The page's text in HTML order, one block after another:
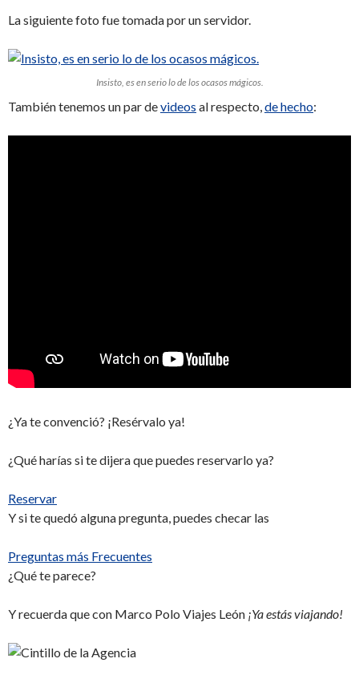
La siguiente foto fue tomada por un servidor.
Insisto, es en serio lo de los ocasos mágicos.
También tenemos un par devideos al respecto, de hecho:
¿Ya te convenció? ¡Resérvalo ya!
¿Qué harías si te dijera que puedes reservarlo ya?
Reservar
Y si te quedó alguna pregunta, puedes checar las
Preguntas más Frecuentes
¿Qué te parece?
Y recuerda que con Marco Polo Viajes León ¡Ya estás viajando!